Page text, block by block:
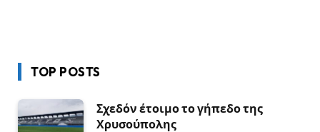
TOP POSTS
Σχεδόν έτοιμο το γήπεδο της
Χρυσούπολης